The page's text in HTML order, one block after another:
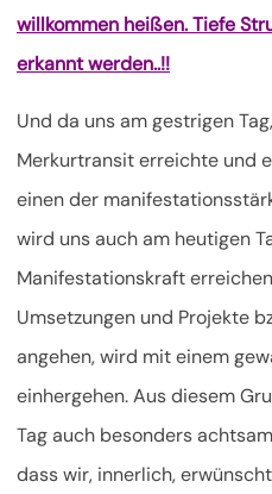
willkommen heißen. Tiefe
erkannt werden..!!
Und da uns am gestrigen
Merkurtransit erreichte und
einen der
wird uns auch am heutigen
Manifestationskraft
Umsetzungen und Projekte
angehen, wird mit einem
einhergehen. Aus diesem
Tag auch besonders
dass wir, innerlich,